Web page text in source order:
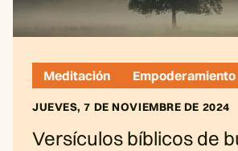
Meditación Empoderamiento
JUEVES, 7 DE NOVIEMBRE DE 2024
Versículos bíblicos de